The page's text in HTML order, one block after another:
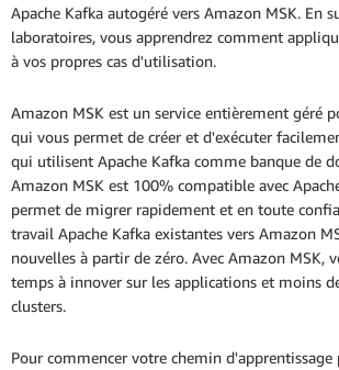
Apache Kafka autogéré vers Amazon MSK. En
laboratoires, vous apprendrez comment
à vos propres cas d'utilisation.
Amazon MSK est un service entièrement géré
qui vous permet de créer et d'exécuter
qui utilisent Apache Kafka comme banque de
Amazon MSK est 100% compatible avec
permet de migrer rapidement et en toute
travail Apache Kafka existantes vers Amazon
nouvelles à partir de zéro. Avec Amazon MSK,
temps à innover sur les applications et moins
clusters.
Pour commencer votre chemin d'apprentissage